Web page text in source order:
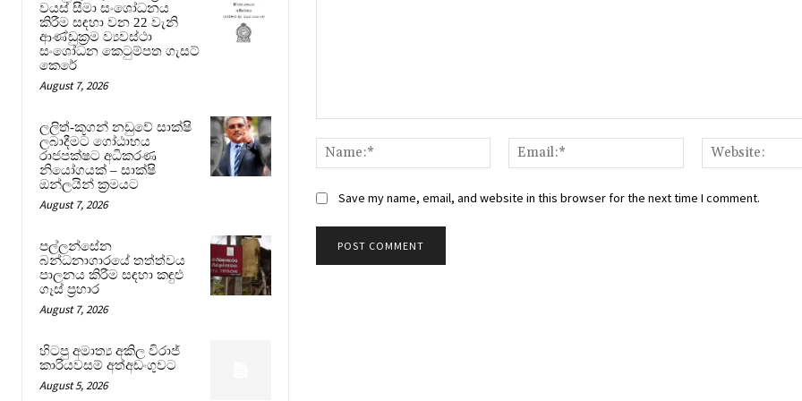
වයස් සීමා සංශෝධනය
කිරීම සඳහා වන 22 වැනි
ආණ්ඩුක්‍රම ව්‍යවස්ථා
සංශෝධන කෙටුම්පත ගැසට්
කෙරේ
August 7, 2026
ලලිත්-කූගන් නඩුවේ සාක්ෂි
ලබාදීමට ගෝඨාභය
රාජපක්ෂට අධිකරණ
නියෝගයක් – සාක්ෂි
ඔන්ලයින් ක්‍රමයට
August 7, 2026
පල්ලන්සේන
බන්ධනාගාරයේ තත්ත්වය
පාලනය කිරීම සඳහා කඳුළු
ගෑස් ප්‍රහාර
August 7, 2026
හිටපු අමාත්‍ය අකිල විරාජ්
කාරියවසම් අත්අඩංගුවට
August 5, 2026
Name:*
Email:*
Save my name, email, and website in this browser for the next time I comment.